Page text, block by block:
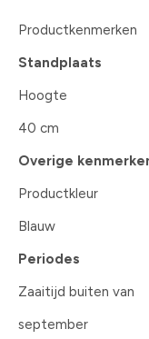
Productkenmerken
Standplaats
Hoogte
40 cm
Overige
Productkleur
Blauw
Periodes
Zaaitijd buiten van
september